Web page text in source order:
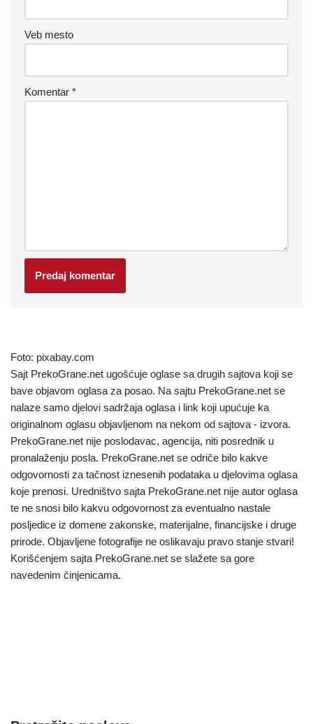
Veb mesto
Komentar *
Foto: pixabay.com
Sajt PrekoGrane.net ugošćuje oglase sa drugih sajtova koji se
bave objavom oglasa za posao. Na sajtu PrekoGrane.net se
nalaze samo djelovi sadržaja oglasa i link koji upućuje ka
originalnom oglasu objavljenom na nekom od sajtova - izvora.
PrekoGrane.net nije poslodavac, agencija, niti posrednik u
pronalaženju posla. PrekoGrane.net se odriče bilo kakve
odgovornosti za tačnost iznesenih podataka u djelovima oglasa
koje prenosi. Uredništvo sajta PrekoGrane.net nije autor oglasa
te ne snosi bilo kakvu odgovornost za eventualno nastale
posljedice iz domene zakonske, materijalne, financijske i druge
prirode. Objavljene fotografije ne oslikavaju pravo stanje stvari!
Korišćenjem sajta PrekoGrane.net se slažete sa gore
navedenim činjenicama.